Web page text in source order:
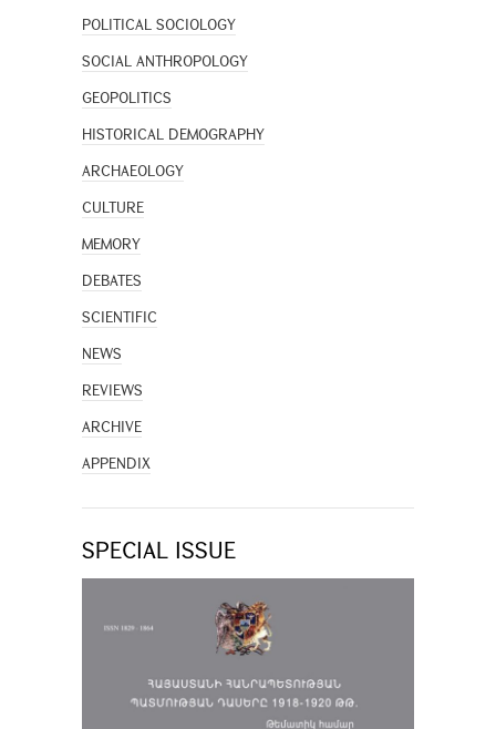
POLITICAL SOCIOLOGY
SOCIAL ANTHROPOLOGY
GEOPOLITICS
HISTORICAL DEMOGRAPHY
ARCHAEOLOGY
CULTURE
MEMORY
DEBATES
SCIENTIFIC
NEWS
REVIEWS
ARCHIVE
APPENDIX
SPECIAL ISSUE